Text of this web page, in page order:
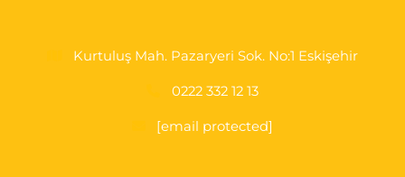
Kurtuluş Mah. Pazaryeri Sok. No:1 Eskişehir
0222 332 12 13
[email protected]